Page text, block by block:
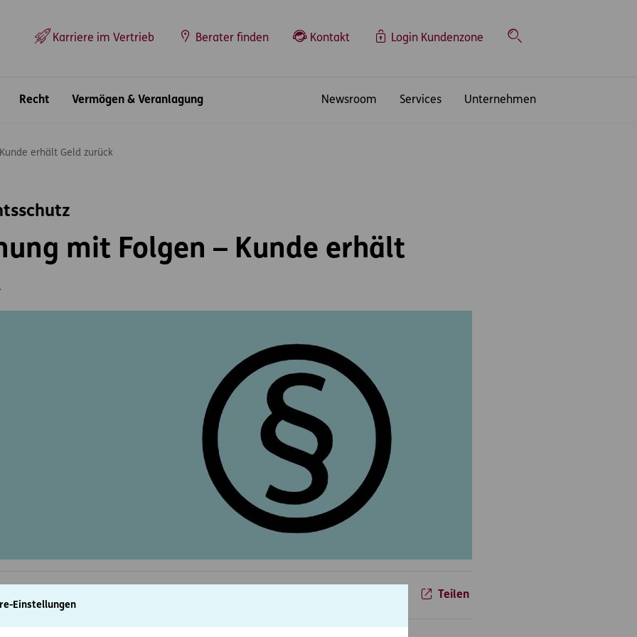
Einstellungen
Karriere im Vertrieb Berater finden Kontakt Login Kundenzone
Suche
Recht Vermögen & Veranlagung Newsroom Services Unternehmen
erhält Geld zurück
mit Folgen – Kunde erhält
Teilen